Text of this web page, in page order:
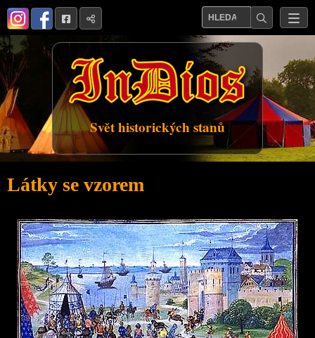
Svět historických stanů
Látky se vzorem